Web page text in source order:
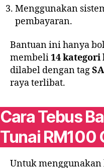
Menggunakan
pembayaran.
Bantuan ini hanya
membeli14 kategori
dilabel dengan tag
raya terlibat.
Cara Tebus
Tunai RM100
Untuk